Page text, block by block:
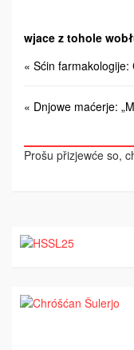
wjace z tohole
« Sćin
« Dnjowe maćerje:
Prošu přizjewće so,